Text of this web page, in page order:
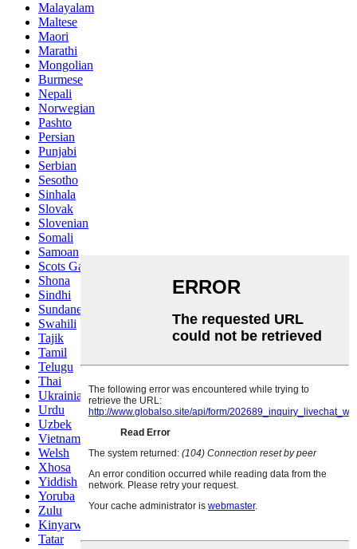
Malayalam
Maltese
Maori
Marathi
Mongolian
Burmese
Nepali
Norwegian
Pashto
Persian
Punjabi
Serbian
Sesotho
Sinhala
Slovak
Slovenian
Somali
Samoan
Scots Gaelic
Shona
Sindhi
Sundanese
Swahili
Tajik
Tamil
Telugu
Thai
Ukrainian
Urdu
Uzbek
Vietnamese
Welsh
Xhosa
Yiddish
Yoruba
Zulu
Kinyarwanda
Tatar